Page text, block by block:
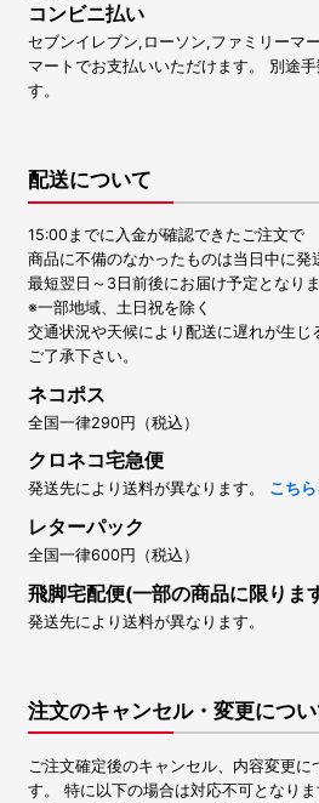
コンビニ払い
セブンイレブン,ローソン,ファミリーマ
マートでお支払いいただけます。 別途
す。
配送について
15:00までに入金が確認できたご注文で
商品に不備のなかったものは当日中に発
最短翌日～3日前後にお届け予定となりま
※一部地域、土日祝を除く
交通状況や天候により配送に遅れが生じ
ご了承下さい。
ネコポス
全国一律290円（税込）
クロネコ宅急便
発送先により送料が異なります。 こちら
レターパック
全国一律600円（税込）
飛脚宅配便(一部の商品に限りま
発送先により送料が異なります。
注文のキャンセル・変更につ
ご注文確定後のキャンセル、内容変更に
す。 特に以下の場合は対応不可となりま